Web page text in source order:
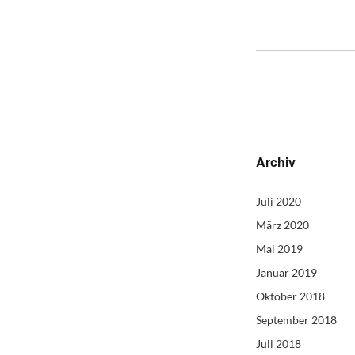
Archiv
Juli 2020
März 2020
Mai 2019
Januar 2019
Oktober 2018
September 2018
Juli 2018